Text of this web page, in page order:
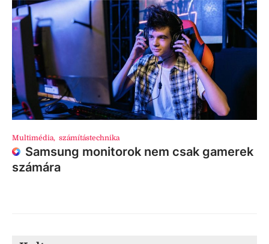
Multimédia, számítástechnika
Samsung monitorok nem csak gamerek
számára